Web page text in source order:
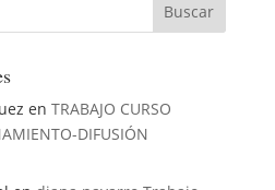
en TRABAJO CURSO
DIFUSIÓN